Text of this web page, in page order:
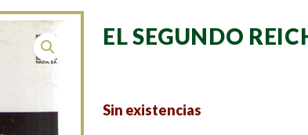
EL SEGUNDO
Sin existencias